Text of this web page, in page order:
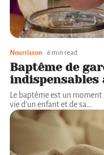
Nourrisson 6 min read
Baptême de
indispensables
Le baptême est un
vie d’un enfant et de sa…